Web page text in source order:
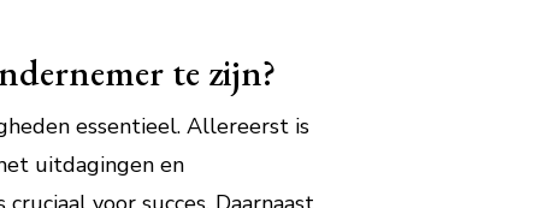
te zijn?
essentieel. Allereerst is
uitdagingen en